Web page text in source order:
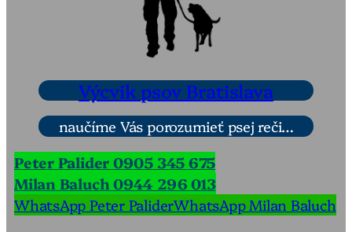
Výcvik psov Bratislava
naučíme Vás porozumieť psej reči…
Peter Palider 0905 345 675
Milan Baluch 0944 296 013
WhatsApp Peter PaliderWhatsApp Milan Baluch